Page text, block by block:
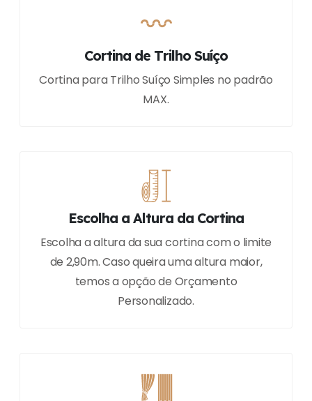
Cortina de Trilho Suíço
Cortina para Trilho Suíço Simples no padrão
MAX.
Escolha a Altura da Cortina
Escolha a altura da sua cortina com o limite
de 2,90m. Caso queira uma altura maior,
temos a opção de Orçamento
Personalizado.